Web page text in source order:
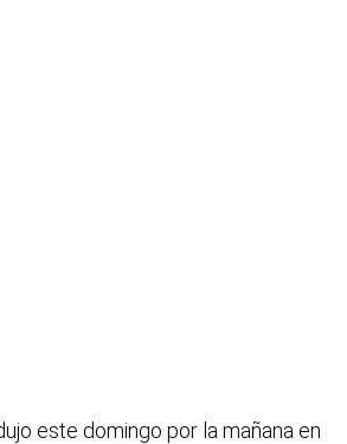
este domingo por la mañana en